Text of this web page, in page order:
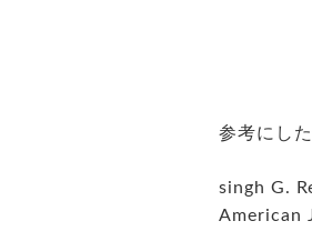
参考にした
singh G.
American